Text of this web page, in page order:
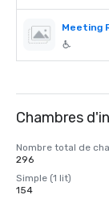
Chambres
Nombre total de
296
Simple (1 lit)
154